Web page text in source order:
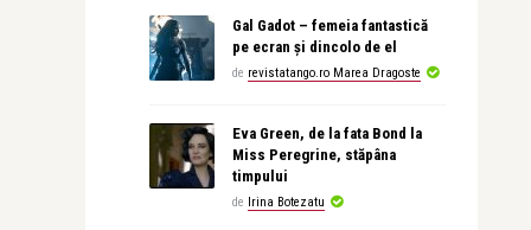
Gal Gadot – femeia fantastică
pe ecran și dincolo de el
de revistatango.ro Marea Dragoste
Eva Green, de la fata Bond la
Miss Peregrine, stăpâna
timpului
de Irina Botezatu